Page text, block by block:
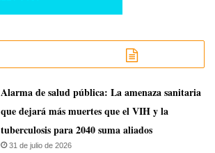
​Alarma de salud pública: La amenaza sanitaria
que dejará más muertes que el VIH y la
tuberculosis para 2040 suma aliados
31 de julio de 2026